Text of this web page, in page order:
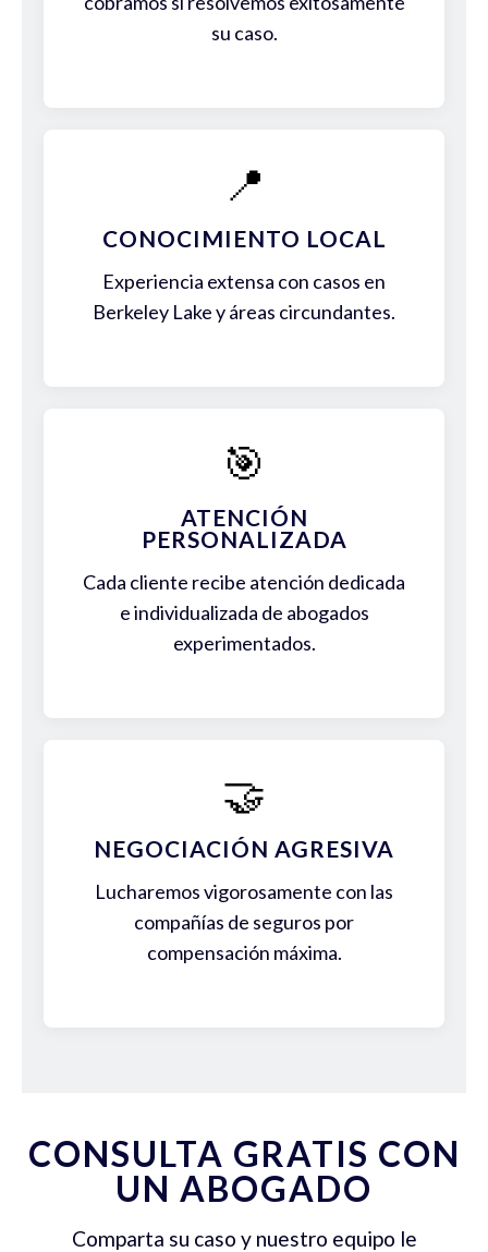
su caso.
📍
CONOCIMIENTO LOCAL
Experiencia extensa con casos en
Berkeley Lake y áreas circundantes.
🎯
ATENCIÓN
PERSONALIZADA
Cada cliente recibe atención dedicada
e individualizada de abogados
experimentados.
🤝
NEGOCIACIÓN AGRESIVA
Lucharemos vigorosamente con las
compañías de seguros por
compensación máxima.
CONSULTA GRATIS CON
UN ABOGADO
Comparta su caso y nuestro equipo le